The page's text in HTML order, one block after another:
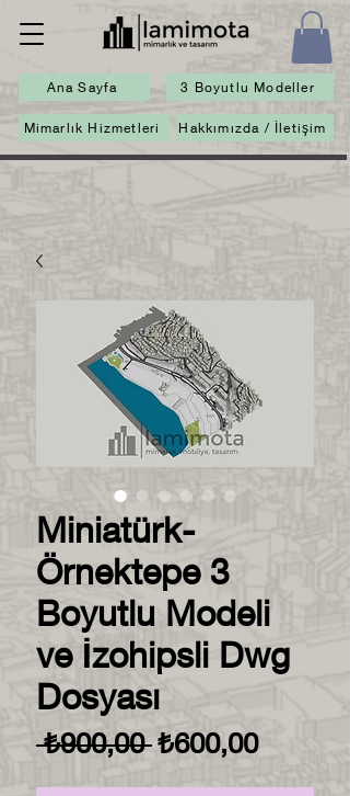
Ana Sayfa 3 Boyutlu Modeller
Mimarlık Hizmetleri Hakkımızda / İletişim
Miniatürk-
Örnektepe 3
Boyutlu Modeli
ve İzohipsli Dwg
Dosyası
₺900,00 Normal
₺600,00İndirimli